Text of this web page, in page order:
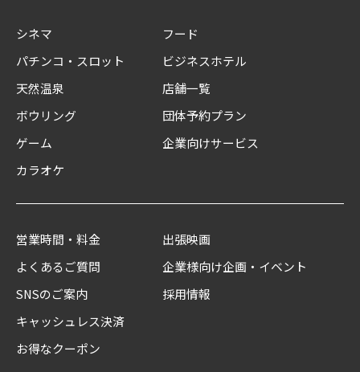
シネマ
パチンコ・スロット
天然温泉
ボウリング
ゲーム
カラオケ
フード
ビジネスホテル
店舗一覧
団体予約プラン
企業向けサービス
営業時間・料金
よくあるご質問
SNSのご案内
キャッシュレス決済
お得なクーポン
出張映画
企業様向け企画・イベント
採用情報